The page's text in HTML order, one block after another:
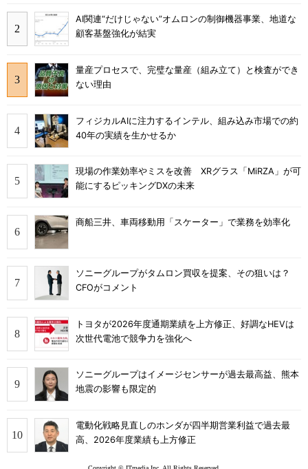
AI関連“だけじゃない”オムロンの制御機器事業、地道な
顧客基盤強化が結実
量産プロセスで、完璧な量産（組み立て）と検査ができ
ない理由
フィジカルAIに注力するインテル、組み込み市場での約
40年の実績を生かせるか
現場の作業効率やミスを改善 XRグラス「MiRZA」が可
能にするピッキングDXの未来
商船三井、車両移動用「スケーター」で業務を効率化
ソニーグループがタムロン買収を提案、その狙いは？
CFOがコメント
トヨタが2026年度通期業績を上方修正、好調なHEVは
次世代電池で競争力を強化へ
ソニーグループはイメージセンサーが過去最高益、熊本
地震の影響も限定的
電動化戦略見直しのホンダが四半期営業利益で過去最
高、2026年度業績も上方修正